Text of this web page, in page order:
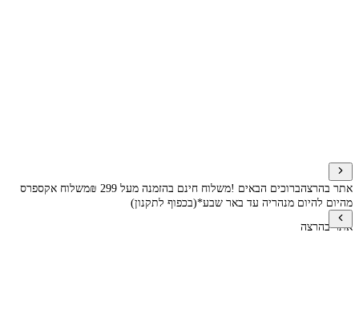
אתר בהרצהברוכים הבאים !משלוח חינם בהזמנה מעל 299 ₪
משלוח אקספרס
מהיום להיום מנהריה עד באר שבע*(בכפוף לתקנון)
אתר בהרצה